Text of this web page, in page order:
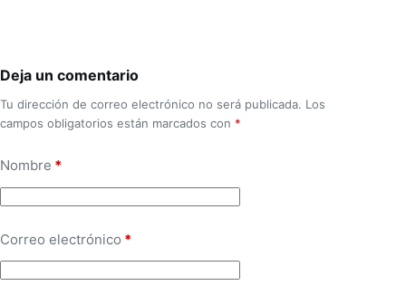
Deja un comentario
Tu dirección de correo electrónico no será publicada. Los
campos obligatorios están marcados con *
Nombre *
Correo electrónico *